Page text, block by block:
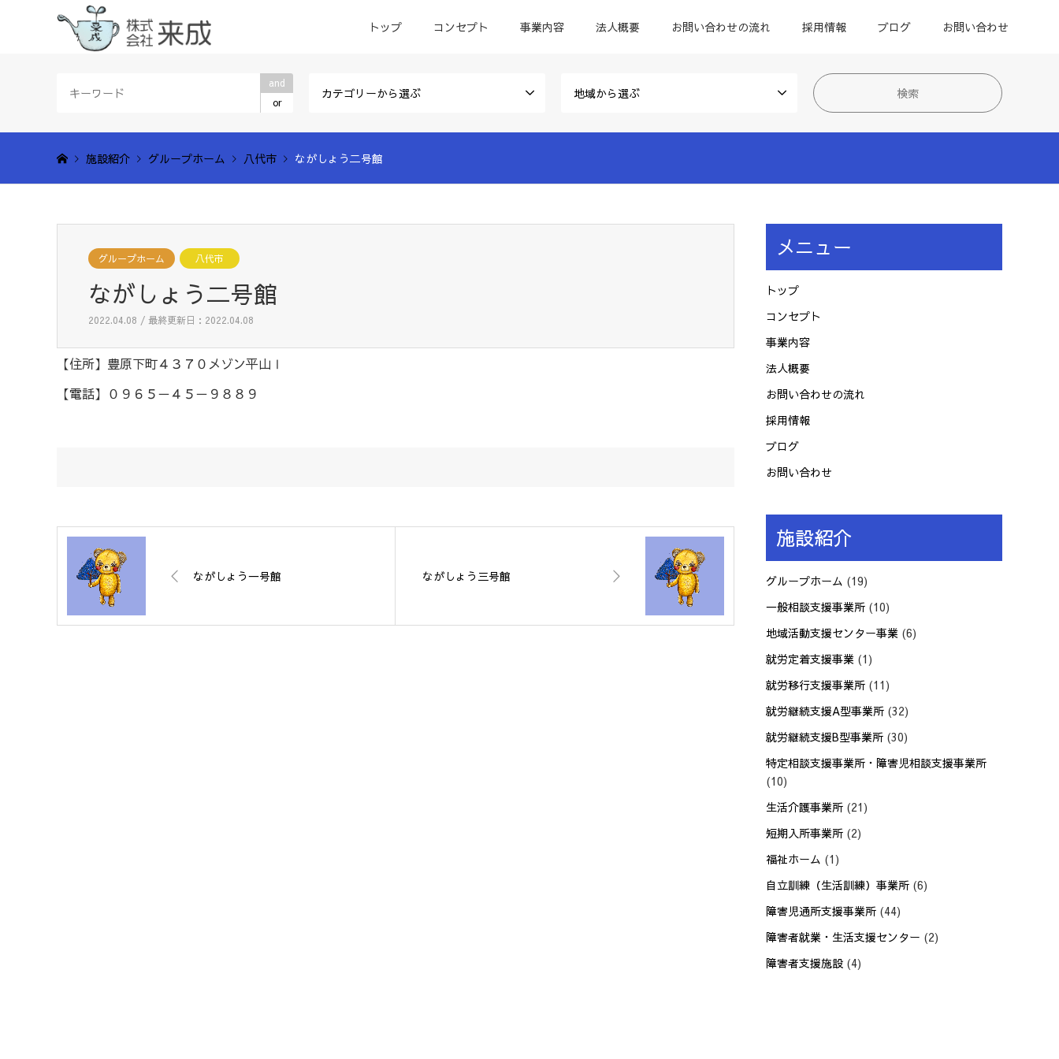
トップ コンセプト 事業内容 法人概要 お問い合わせの流れ 採用情報 ブログ お問い合わせ
and
or
カテゴリーから選ぶ 地域から選ぶ
施設紹介 グループホーム 八代市 ながしょう二号館
グループホーム 八代市
ながしょう二号館
2022.04.08 / 最終更新日：2022.04.08
【住所】豊原下町４３７０メゾン平山Ⅰ
【電話】０９６５－４５－９８８９
ながしょう一号館 ながしょう三号館
メニュー
トップ
コンセプト
事業内容
法人概要
お問い合わせの流れ
採用情報
ブログ
お問い合わせ
施設紹介
グループホーム (19)
一般相談支援事業所 (10)
地域活動支援センター事業 (6)
就労定着支援事業 (1)
就労移行支援事業所 (11)
就労継続支援A型事業所 (32)
就労継続支援B型事業所 (30)
特定相談支援事業所・障害児相談支援事業所
(10)
生活介護事業所 (21)
短期入所事業所 (2)
福祉ホーム (1)
自立訓練（生活訓練）事業所 (6)
障害児通所支援事業所 (44)
障害者就業・生活支援センター (2)
障害者支援施設 (4)